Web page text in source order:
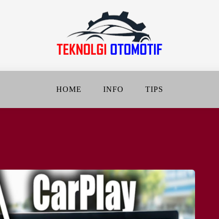
OTOMOTIF
HOME INFO TIPS